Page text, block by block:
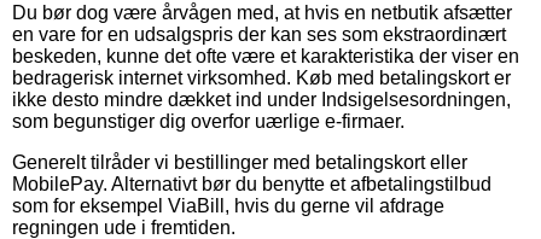
Du bør dog være årvågen med, at hvis en netbutik afsætter
en vare for en udsalgspris der kan ses som ekstraordinært
beskeden, kunne det ofte være et karakteristika der viser en
bedragerisk internet virksomhed. Køb med betalingskort er
ikke desto mindre dækket ind under Indsigelsesordningen,
som begunstiger dig overfor uærlige e-firmaer.
Generelt tilråder vi bestillinger med betalingskort eller
MobilePay. Alternativt bør du benytte et afbetalingstilbud
som for eksempel ViaBill, hvis du gerne vil afdrage
regningen ude i fremtiden.